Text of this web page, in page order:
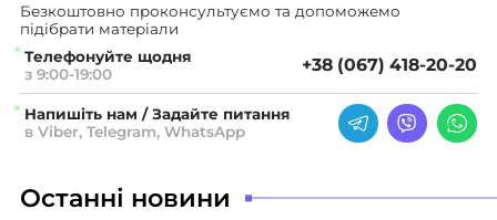
Безкоштовно проконсультуємо та допоможемо
підібрати матеріали
Телефонуйте щодня
з 9:00-19:00
+38 (067) 418-20-20
Напишіть нам / Задайте питання
в Viber, Telegram, WhatsApp
Останні новини